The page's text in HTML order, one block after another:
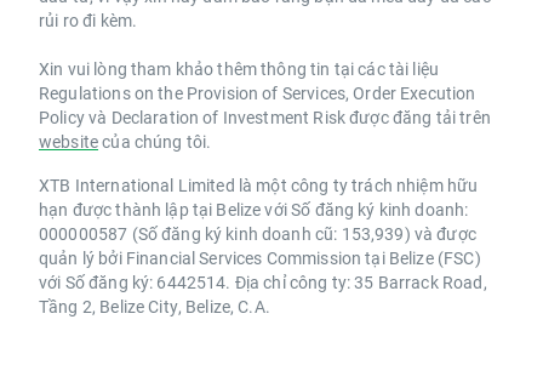
rủi ro đi kèm.
Xin vui lòng tham khảo thêm thông tin tại các tài liệu
Regulations on the Provision of Services, Order Execution
Policy và Declaration of Investment Risk được đăng tải trên
websitecủa chúng tôi.
XTB International Limited là một công ty trách nhiệm hữu
hạn được thành lập tại Belize với Số đăng ký kinh doanh:
000000587 (Số đăng ký kinh doanh cũ: 153,939) và được
quản lý bởi Financial Services Commission tại Belize (FSC)
với Số đăng ký: 6442514. Địa chỉ công ty: 35 Barrack Road,
Tầng 2, Belize City, Belize, C.A.